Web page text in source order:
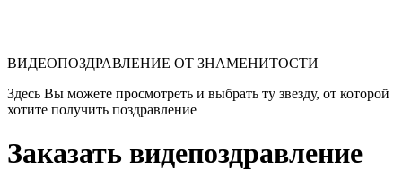
ВИДЕОПОЗДРАВЛЕНИЕ ОТ ЗНАМЕНИТОСТИ
Здесь Вы можете просмотреть и выбрать ту звезду, от которой
хотите получить поздравление
Заказать видепоздравление